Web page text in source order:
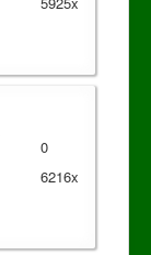
0
6216x